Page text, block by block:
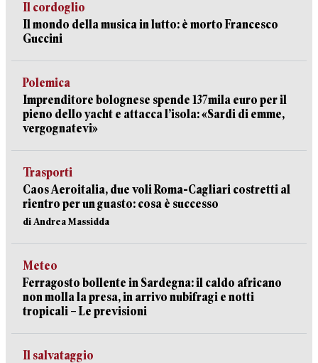
Il cordoglio
Il mondo della musica in lutto: è morto Francesco
Guccini
Polemica
Imprenditore bolognese spende 137mila euro per il
pieno dello yacht e attacca l’isola: «Sardi di emme,
vergognatevi»
Trasporti
Caos Aeroitalia, due voli Roma-Cagliari costretti al
rientro per un guasto: cosa è successo
di Andrea Massidda
Meteo
Ferragosto bollente in Sardegna: il caldo africano
non molla la presa, in arrivo nubifragi e notti
tropicali – Le previsioni
Il salvataggio